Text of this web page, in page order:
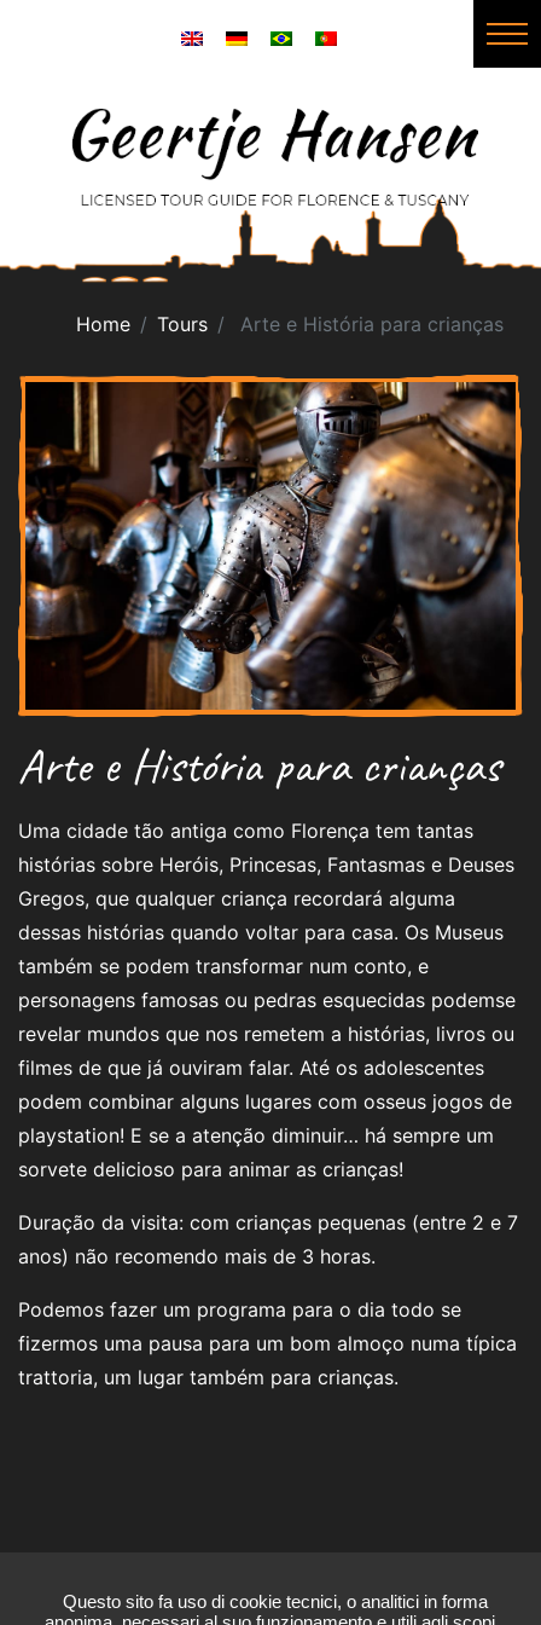
Home Tours Arte e História para crianças
Arte e História para crianças
Uma cidade tão antiga como Florença tem tantas
histórias sobre Heróis, Princesas, Fantasmas e Deuses
Gregos, que qualquer criança recordará alguma
dessas histórias quando voltar para casa. Os Museus
também se podem transformar num conto, e
personagens famosas ou pedras esquecidas podemse
revelar mundos que nos remetem a histórias, livros ou
filmes de que já ouviram falar. Até os adolescentes
podem combinar alguns lugares com osseus jogos de
playstation! E se a atenção diminuir… há sempre um
sorvete delicioso para animar as crianças!
Duração da visita: com crianças pequenas (entre 2 e 7
anos) não recomendo mais de 3 horas.
Podemos fazer um programa para o dia todo se
fizermos uma pausa para um bom almoço numa típica
trattoria, um lugar também para crianças.
Questo sito fa uso di cookie tecnici, o analitici in forma